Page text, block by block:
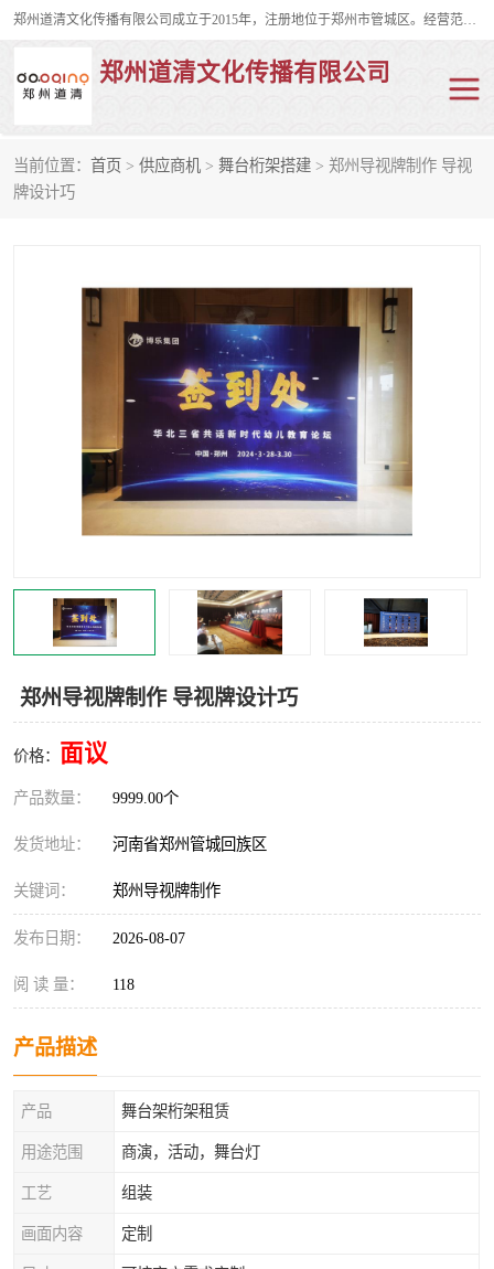
郑州道清文化传播有限公司成立于2015年，注册地位于郑州市管城区。经营范围包括会议及展览服务、庆典礼仪策划、企业形象策划、企业管理咨询、计算机图文设计、制作等。主要产品服务有：舞台桁架搭建，背景板搭建，灯光音响，雷亚舞台搭建、龙门架搭建、会议桌椅租赁、灯光音响租赁、空飘出租、气柱拱门租赁、喷绘写真制作、kt板制作。
郑州道清文化传播有限公司
当前位置： 首页 > 供应商机 > 舞台桁架搭建 > 郑州导视牌制作 导视
牌设计巧
郑州导视牌制作 导视牌设计巧
价格： 面议
产品数量： 9999.00个
发货地址： 河南省郑州管城回族区
关键词： 郑州导视牌制作
发布日期： 2026-08-07
阅 读 量： 118
产品描述
产品 舞台架桁架租赁
用途范围 商演，活动，舞台灯
工艺 组装
画面内容 定制
舞台桁架搭建
活动策划 truss架出租
场地布置
雷亚舞台搭建
龙门架搭建 会议桌椅租赁
灯光音响租赁 空飘出租